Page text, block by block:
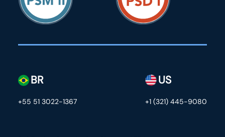
BR
+55 51 3022-1367
US
+1 (321) 445-9080